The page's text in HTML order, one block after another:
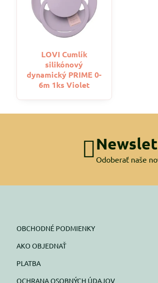
LOVI Cumlík
silikónový
dynamický PRIME 0-
6m 1ks Violet
Odoberať naše
OBCHODNÉ PODMIENKY
AKO OBJEDNAŤ
PLATBA
OCHRANA OSOBNÝCH ÚDAJOV